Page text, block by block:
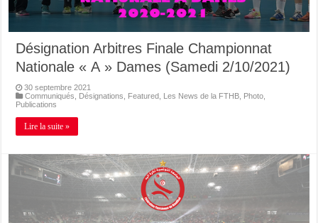
Désignation Arbitres Finale Championnat
Nationale « A » Dames (Samedi 2/10/2021)
30 septembre 2021
Communiqués
Désignations Featured Les News de la FTHB Photo
Publications
Lire la suite »